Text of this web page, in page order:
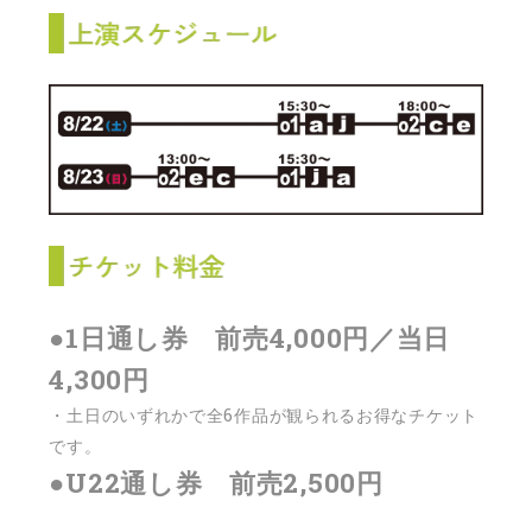
●1日通し券 前売4,000円／当日
4,300円
・土日のいずれかで全6作品が観られるお得なチケット
です。
●U22通し券 前売2,500円